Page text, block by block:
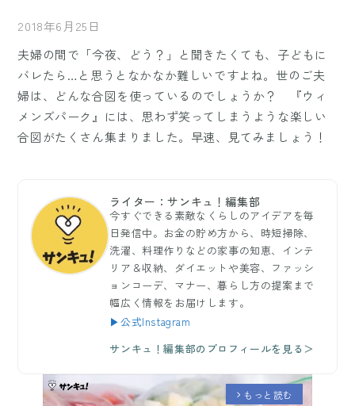
2018年6月25日
夫婦の間で「今夜、どう？」と聞きたくても、子どもに
バレたら…と思うとなかなか難しいですよね。世のご夫
婦は、どんな合図を使っているのでしょうか？ 『ウィ
メンズパーク』には、思わず笑ってしまうような楽しい
合図がたくさん集まりました。早速、見てみましょう！
ライター：サンキュ！編集部
今すぐできる素敵なくらしのアイデアを毎
日発信中。お金の貯め方から、時短掃除、
洗濯、料理作りなどの家事の知恵、インテ
リア＆収納、ダイエットや美容、ファッシ
ョンコーデ、マナー、暮らし方の提案まで
幅広く情報をお届けします。
▶公式Instagram
サンキュ！編集部のプロフィールを見る＞
arrow_forward_ios もっと読む